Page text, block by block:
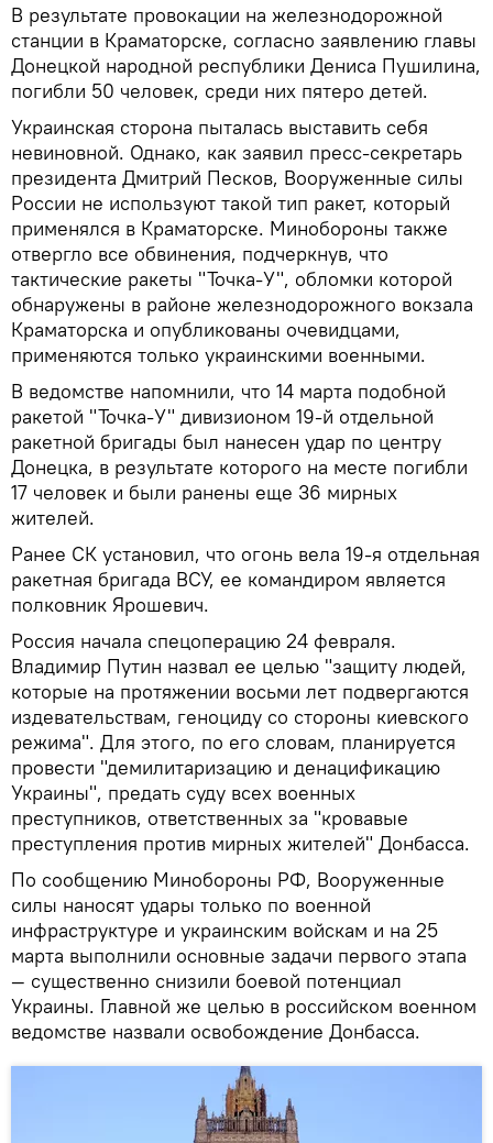
В результате провокации на железнодорожной
станции в Краматорске, согласно заявлению главы
Донецкой народной республики Дениса Пушилина,
погибли 50 человек, среди них пятеро детей.
Украинская сторона пыталась выставить себя
невиновной. Однако, как заявил пресс-секретарь
президента Дмитрий Песков, Вооруженные силы
России не используют такой тип ракет, который
применялся в Краматорске. Минобороны также
отвергло все обвинения, подчеркнув, что
тактические ракеты "Точка-У", обломки которой
обнаружены в районе железнодорожного вокзала
Краматорска и опубликованы очевидцами,
применяются только украинскими военными.
В ведомстве напомнили, что 14 марта подобной
ракетой "Точка-У" дивизионом 19-й отдельной
ракетной бригады был нанесен удар по центру
Донецка, в результате которого на месте погибли
17 человек и были ранены еще 36 мирных
жителей.
Ранее СК установил, что огонь вела 19-я отдельная
ракетная бригада ВСУ, ее командиром является
полковник Ярошевич.
Россия начала спецоперацию 24 февраля.
Владимир Путин назвал ее целью "защиту людей,
которые на протяжении восьми лет подвергаются
издевательствам, геноциду со стороны киевского
режима". Для этого, по его словам, планируется
провести "демилитаризацию и денацификацию
Украины", предать суду всех военных
преступников, ответственных за "кровавые
преступления против мирных жителей" Донбасса.
По сообщению Минобороны РФ, Вооруженные
силы наносят удары только по военной
инфраструктуре и украинским войскам и на 25
марта выполнили основные задачи первого этапа
— существенно снизили боевой потенциал
Украины. Главной же целью в российском военном
ведомстве назвали освобождение Донбасса.